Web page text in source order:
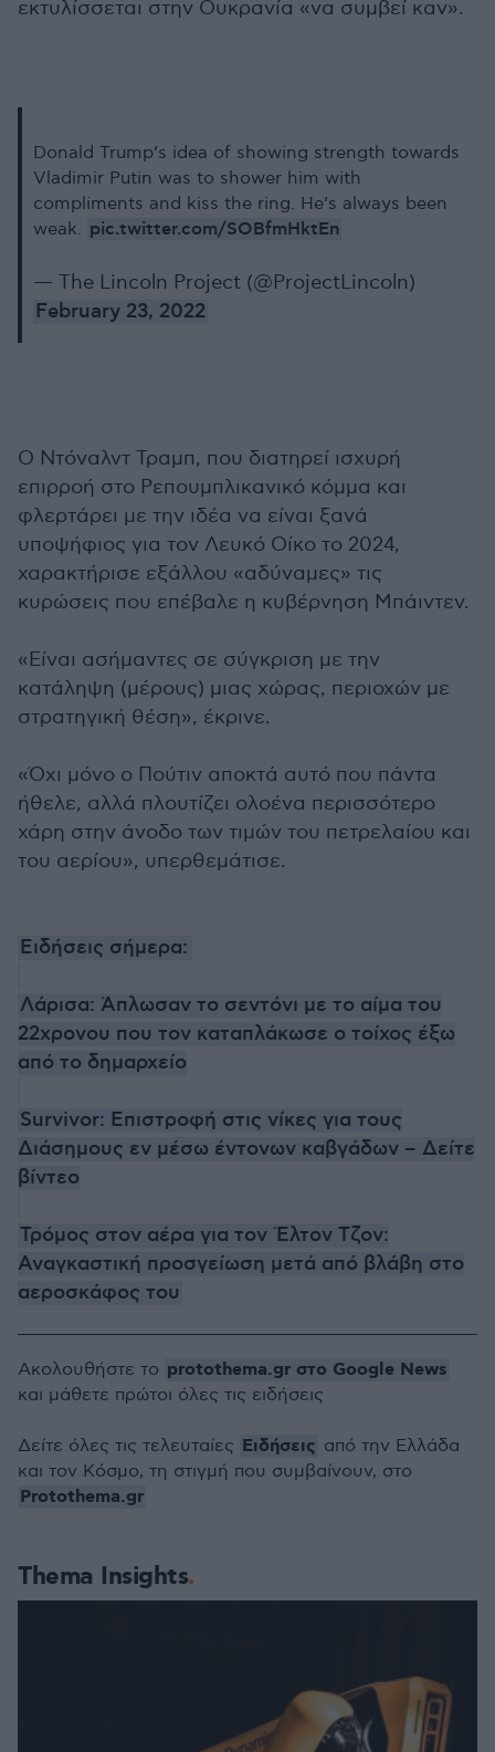
εκτυλίσσεται στην Ουκρανία «να συμβεί καν».
Donald Trump’s idea of showing strength towards
Vladimir Putin was to shower him with
compliments and kiss the ring. He’s always been
weak. pic.twitter.com/SOBfmHktEn
— The Lincoln Project (@ProjectLincoln)
February 23, 2022
Ο Ντόναλντ Τραμπ, που διατηρεί ισχυρή
επιρροή στο Ρεπουμπλικανικό κόμμα και
φλερτάρει με την ιδέα να είναι ξανά
υποψήφιος για τον Λευκό Οίκο το 2024,
χαρακτήρισε εξάλλου «αδύναμες» τις
κυρώσεις που επέβαλε η κυβέρνηση Μπάιντεν.
«Είναι ασήμαντες σε σύγκριση με την
κατάληψη (μέρους) μιας χώρας, περιοχών με
στρατηγική θέση», έκρινε.
«Όχι μόνο ο Πούτιν αποκτά αυτό που πάντα
ήθελε, αλλά πλουτίζει ολοένα περισσότερο
χάρη στην άνοδο των τιμών του πετρελαίου και
του αερίου», υπερθεμάτισε.
Ειδήσεις σήμερα:
Λάρισα: Άπλωσαν το σεντόνι με το αίμα του
22χρονου που τον καταπλάκωσε ο τοίχος έξω
από το δημαρχείο
Survivor: Επιστροφή στις νίκες για τους
Διάσημους εν μέσω έντονων καβγάδων – Δείτε
βίντεο
Τρόμος στον αέρα για τον Έλτον Τζον:
Αναγκαστική προσγείωση μετά από βλάβη στο
αεροσκάφος του
Thema Insights
Ακολουθήστε το protothema.gr στο Google News
και μάθετε πρώτοι όλες τις ειδήσεις
Δείτε όλες τις τελευταίες Ειδήσεις από την Ελλάδα
και τον Κόσμο, τη στιγμή που συμβαίνουν, στο
Protothema.gr